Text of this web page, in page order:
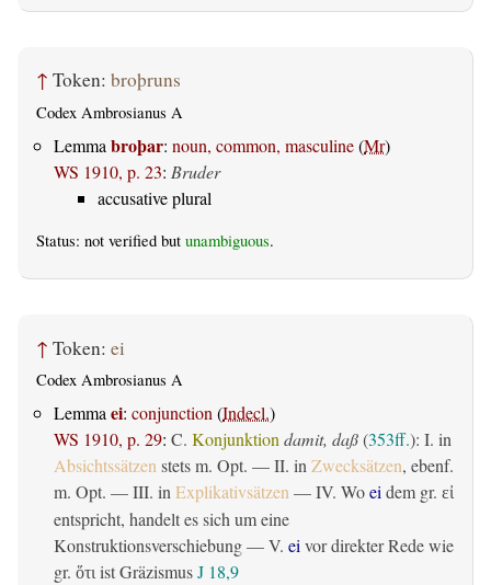
↑ Token: broþruns
Codex Ambrosianus A
Lemma broþar: noun, common, masculine(Mr)
WS 1910, p. 23: Bruder
accusative plural
Status: not verified but unambiguous.
↑ Token: ei
Codex Ambrosianus A
Lemmaei: conjunction(Indecl.)
WS 1910, p. 29: C. Konjunktiondamit, daß(353ff.): I. in
Absichtssätzenstets m. Opt. — II. inZwecksätzen, ebenf.
m. Opt. — III. inExplikativsätzen— IV. Woeidem gr. εἰ
entspricht, handelt es sich um eine
Konstruktionsverschiebung — V. eivor direkter Rede wie
gr. ὅτι ist GräzismusJ 18,9